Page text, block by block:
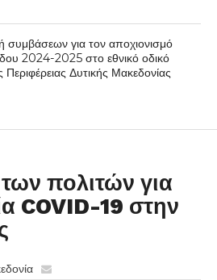
για τον αποχιονισμό
2024-2025 στο εθνικό οδικό
Περιφέρειας Δυτικής Μακεδονίας
πολιτών για
COVID-19 στην